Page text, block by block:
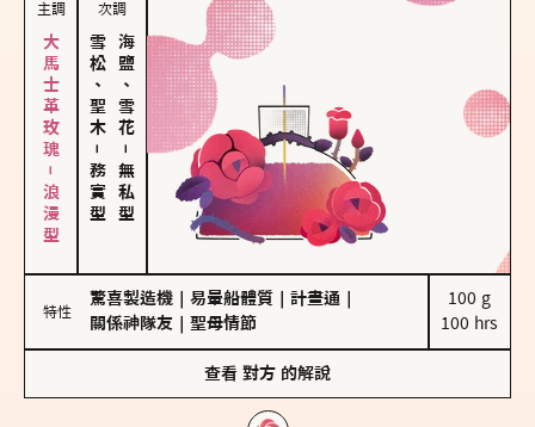
主調
大馬士革玫瑰－浪漫型
次調
雪松、聖木
－
務實型
海鹽、雪花
－
無私型
特性
驚喜製造機 易暈船體質 計畫通
關係神隊友
聖母情節
100 g
100 hrs
查看 對方 的解說